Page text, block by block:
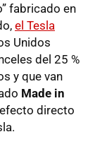
fabricado en
el Tesla
Unidos
del 25 %
y que van
Made in
directo